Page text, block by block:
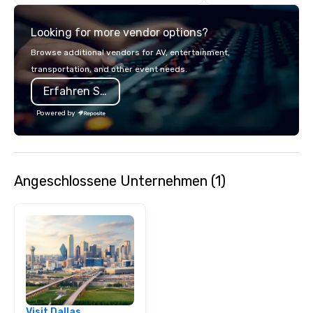
details. Where are we? Nationwide
covered. Got a cause
events put your
into action. Short on
We customize events
Looking for more vendor options?
Browse additional vendors for AV, entertainment,
transportation, and other event needs.
Erfahren Sie mehr
Powered by
Angeschlossene Unternehmen (1)